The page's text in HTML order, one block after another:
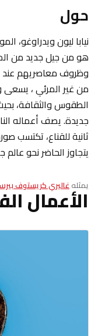
حول
هو من جيل جديد من
وظروف معاصريهم عند
من غير المرئي ،
الطقوس والثقافة،
جديدة. يصف أعماله
ثانية للقناع، تكتسب
يتجاوز الحاضر نحو
يمثله غاليري كريستوف
الأعمال